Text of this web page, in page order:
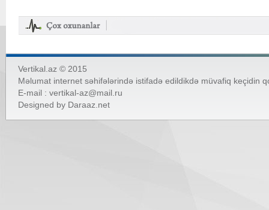
Vertikal.az © 2015
Məlumat internet səhifələrində istifadə edildikdə müvafiq keçidin
E-mail : vertikal-az@mail.ru
Designed by Daraaz.net